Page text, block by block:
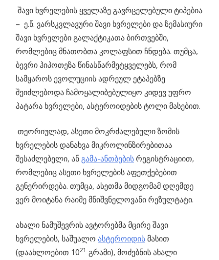
შავი ხვრელების ყველაზე გავრცელებული ტიპებია
– ე.წ. ვარსკვლავური შავი ხვრელები და ზემასიური
შავი ხვრელები გალაქტიკათა ბირთვებში,
რომლებიც მნათობთა კოლაფსით ჩნდება. თუმცა,
ბევრი ჰიპოთეზა წინასწარმეტყველებს, რომ
სამყაროს ევოლუციის ადრეულ ეტაპებზე
შეიძლებოდა ჩამოყალიბებულიყო კიდევ უფრო
პატარა ხვრელები, ასტეროიდების ტოლი მასებით.
თეორიულად, ასეთი მოკრძალებული ზომის
ხვრელების დანახვა მიკროლინზირებითაა
შესაძლებელი, ანგამა-ანთბებისრეგისტრაციით,
რომლებიც ასეთი ხვრელების აფეთქებებით
გენერირდება. თუმცა, ასეთმა მიდგომამ დღემდე
ვერ მოიტანა რაიმე მნიშვნელოვანი რეზულტატი.
ახალი ნამუშევრის ავტორებმა მცირე შავი
ხვრელების, საშუალო ასტეროიდისმასით
(დაახლოებით 1021 გრამი), მოძებნის ახალი